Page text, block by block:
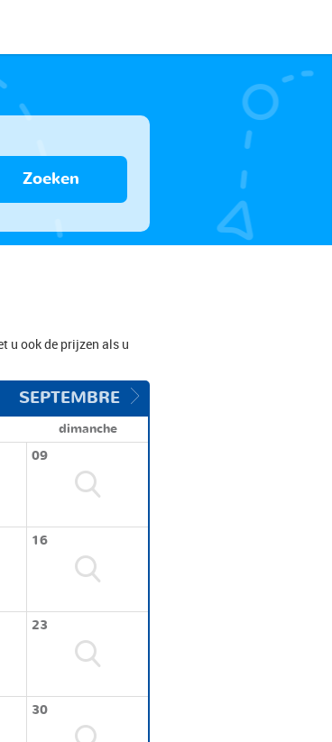
Zoeken
u ook de prijzen als u
SEPTEMBRE
dimanche
09
16
23
30